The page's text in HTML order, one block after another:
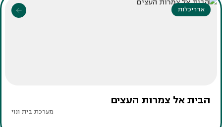
אדריכלות
הבית אל צמרות העצים
מערכת בית ונוי